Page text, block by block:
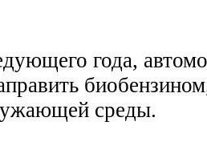
года,
среды.